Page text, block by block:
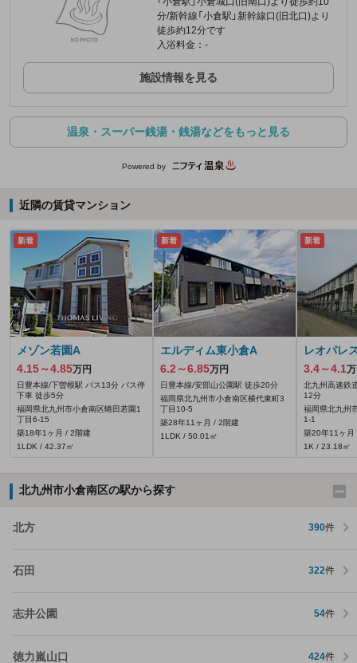
分/新幹線「小倉駅」新幹線口(旧北口)より
徒歩約12分です
入浴料金：-
施設情報を見る
温泉・スーパー銭湯・銭湯などをもっと見る
Powered by
近隣の賃貸マンション
新着
メゾン若園A
4.15～4.85万円
日豊本線/下曽根駅 バス13分 バス停
下車 徒歩5分
福岡県北九州市小倉南区蜷田若園1
丁目6-15
築18年1ヶ月 / 2階建
1LDK / 42.37㎡
新着
エルディム東小倉A
6.2～6.85万円
日豊本線/安部山公園駅 徒歩20分
福岡県北九州市小倉南区横代東町3
丁目10-5
築28年11ヶ月 / 2階建
1LDK / 50.01㎡
新着
レオパレ
3.4～4.1
北九州高速鉄
12分
福岡県北九州
1-1
築20年11ヶ月
1K / 23.18㎡
北九州市小倉南区の駅から探す
北方 390件
石田 322件
志井公園 54件
徳力嵐山口 424件